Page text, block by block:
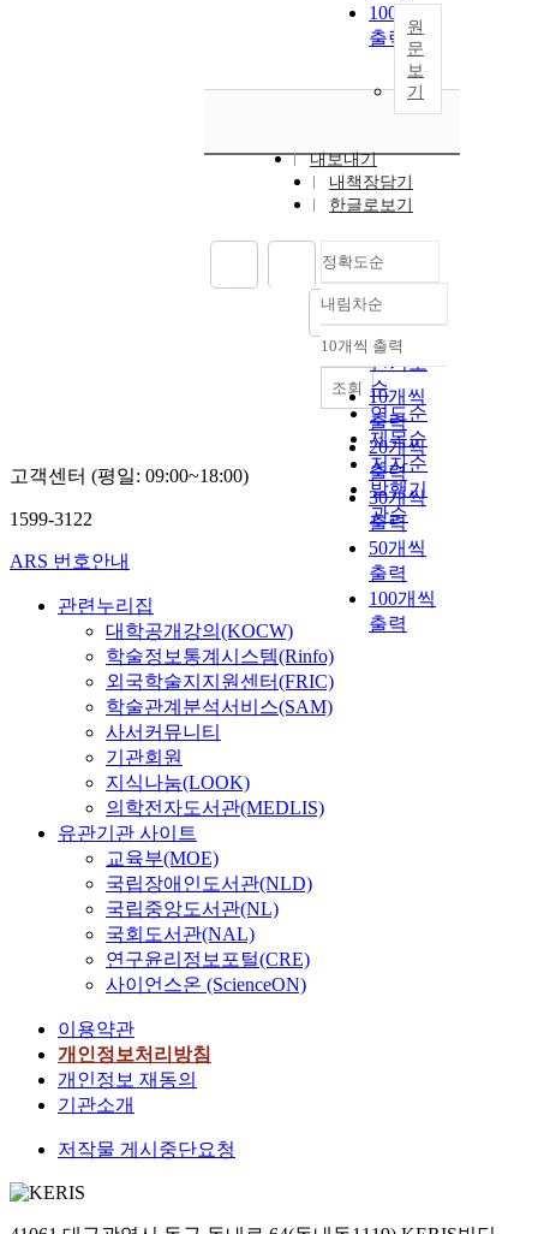
100개씩
출력
원
문
보
기
내보내기
내책장담기
한글로보기
정확도순
정확도
순
인기도
순
연도순
제목순
저자순
발행기
관순
내림차순
내림차순
10개씩 출력
10개씩
출력
20개씩
출력
30개씩
출력
50개씩
출력
100개씩
출력
조회
고객센터 (평일: 09:00~18:00)
1599-3122
ARS 번호안내
관련누리집
대학공개강의(KOCW)
학술정보통계시스템(Rinfo)
외국학술지지원센터(FRIC)
학술관계분석서비스(SAM)
사서커뮤니티
기관회원
지식나눔(LOOK)
의학전자도서관(MEDLIS)
유관기관 사이트
교육부(MOE)
국립장애인도서관(NLD)
국립중앙도서관(NL)
국회도서관(NAL)
연구윤리정보포털(CRE)
사이언스온 (ScienceON)
이용약관
개인정보처리방침
개인정보 재동의
기관소개
저작물 게시중단요청